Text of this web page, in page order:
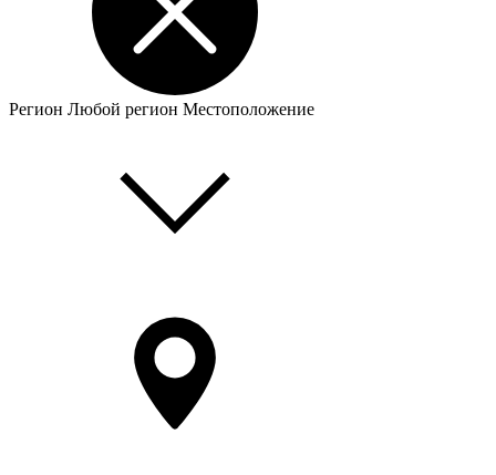
Регион Любой регион Местоположение